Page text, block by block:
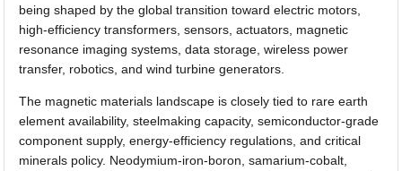
being shaped by the global transition toward electric motors,
high-efficiency transformers, sensors, actuators, magnetic
resonance imaging systems, data storage, wireless power
transfer, robotics, and wind turbine generators.
The magnetic materials landscape is closely tied to rare earth
element availability, steelmaking capacity, semiconductor-grade
component supply, energy-efficiency regulations, and critical
minerals policy. Neodymium-iron-boron, samarium-cobalt,